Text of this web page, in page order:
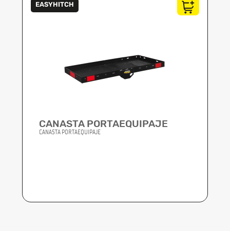
EASYHITCH
CANASTA PORTAEQUIPAJE
CANASTA PORTAEQUIPAJE